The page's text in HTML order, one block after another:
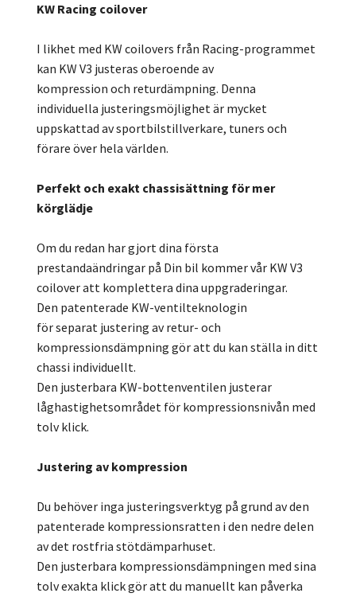
KW Racing coilover
I likhet med KW coilovers från Racing-programmet
kan KW V3 justeras oberoende av
kompression och returdämpning. Denna
individuella justeringsmöjlighet är mycket
uppskattad av sportbilstillverkare, tuners och
förare över hela världen.
Perfekt och exakt chassisättning för mer
körglädje
Om du redan har gjort dina första
prestandaändringar på Din bil kommer vår KW V3
coilover att komplettera dina uppgraderingar.
Den patenterade KW-ventilteknologin
för separat justering av retur- och
kompressionsdämpning gör att du kan ställa in ditt
chassi individuellt.
Den justerbara KW-bottenventilen justerar
låghastighetsområdet för kompressionsnivån med
tolv klick.
Justering av kompression
Du behöver inga justeringsverktyg på grund av den
patenterade kompressionsratten i den nedre delen
av det rostfria stötdämparhuset.
Den justerbara kompressionsdämpningen med sina
tolv exakta klick gör att du manuellt kan påverka